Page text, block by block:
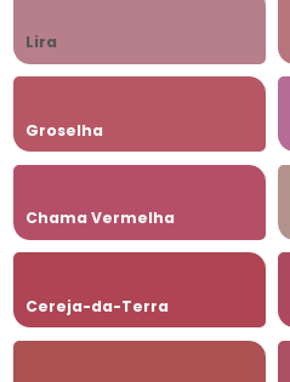
Lira
Groselha
Chama Vermelha
Cereja-da-Terra